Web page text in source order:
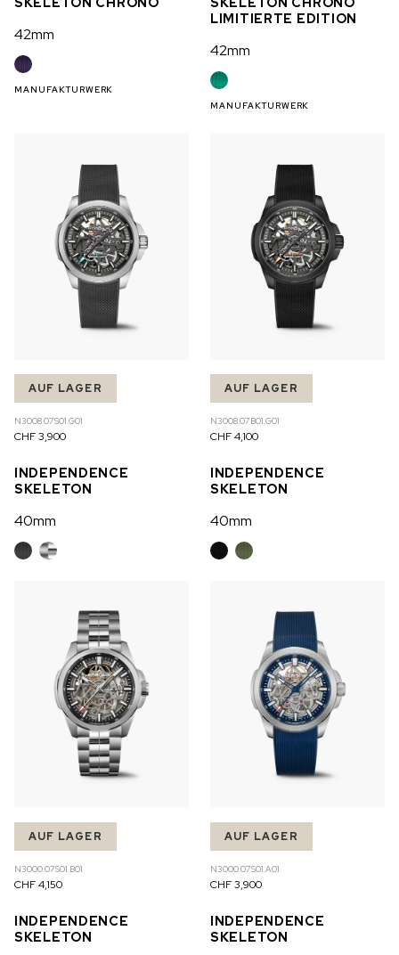
42mm
MANUFAKTURWERK
LIMITIERTE EDITION
42mm
MANUFAKTURWERK
AUF LAGER
N3008.07S01.G01
CHF 3,900
INDEPENDENCE
SKELETON
40mm
AUF LAGER
N3008.07B01.G01
CHF 4,100
INDEPENDENCE
SKELETON
40mm
AUF LAGER
N3000.07S01.B01
CHF 4,150
INDEPENDENCE
SKELETON
AUF LAGER
N3000.07S01.A01
CHF 3,900
INDEPENDENCE
SKELETON